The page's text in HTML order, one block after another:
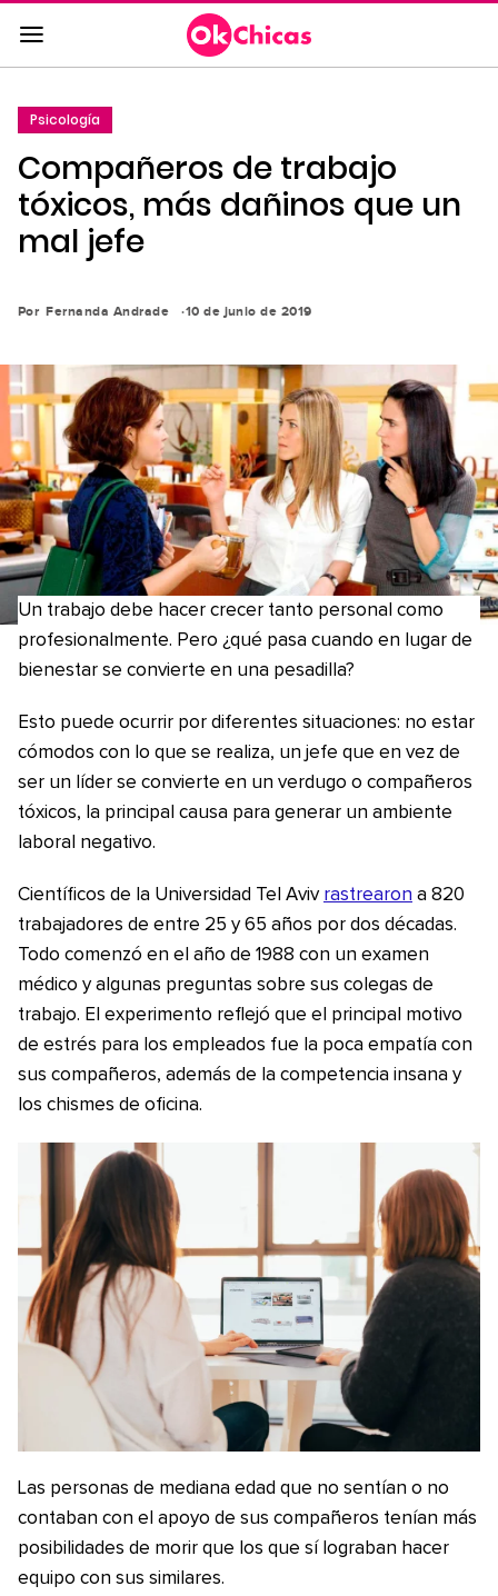
Saltar
al
contenido
a
la
navegación
principal
Psicología
Compañeros de trabajo
tóxicos, más dañinos que un
mal jefe
Por Fernanda Andrade 10 de junio de 2019
Un trabajo debe hacer crecer tanto personal como
profesionalmente. Pero ¿qué pasa cuando en lugar de
bienestar se convierte en una pesadilla?
Esto puede ocurrir por diferentes situaciones: no estar
cómodos con lo que se realiza, un jefe que en vez de
ser un líder se convierte en un verdugo o compañeros
tóxicos, la principal causa para generar un ambiente
laboral negativo.
Científicos de la Universidad Tel Aviv rastrearon a 820
trabajadores de entre 25 y 65 años por dos décadas.
Todo comenzó en el año de 1988 con un examen
médico y algunas preguntas sobre sus colegas de
trabajo. El experimento reflejó que el principal motivo
de estrés para los empleados fue la poca empatía con
sus compañeros, además de la competencia insana y
los chismes de oficina.
Las personas de mediana edad que no sentían o no
contaban con el apoyo de sus compañeros tenían más
posibilidades de morir que los que sí lograban hacer
equipo con sus similares.